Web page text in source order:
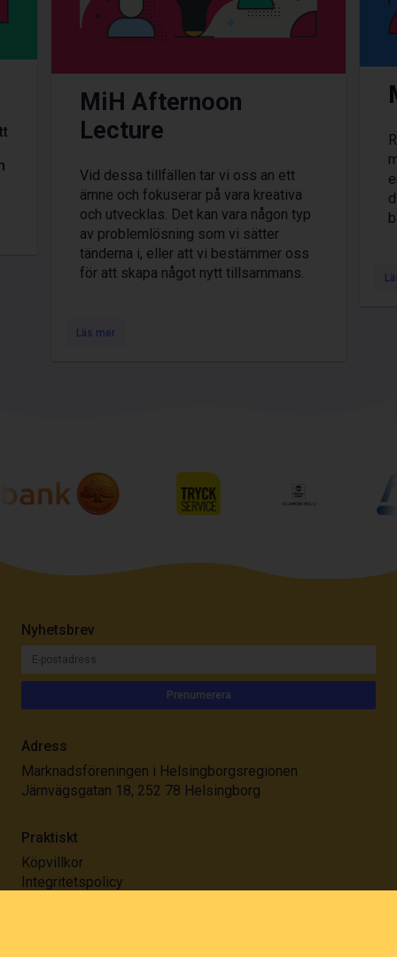
MiH Afternoon
Lecture
Vid dessa tillfällen tar vi oss an ett
ämne och fokuserar på vara kreativa
och utvecklas. Det kan vara någon typ
av problemlösning som vi sätter
tänderna i, eller att vi bestämmer oss
för att skapa något nytt tillsammans.
Läs mer
Nyhetsbrev
Adress
Marknadsföreningen i Helsingborgsregionen
Järnvägsgatan 18, 252 78 Helsingborg
Praktiskt
Köpvillkor
Integritetspolicy